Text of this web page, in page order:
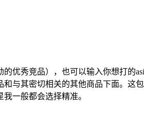
秀竞品），也可以输入你想打的
与其密切相关的其他商品下面。这
一般都会选择精准。